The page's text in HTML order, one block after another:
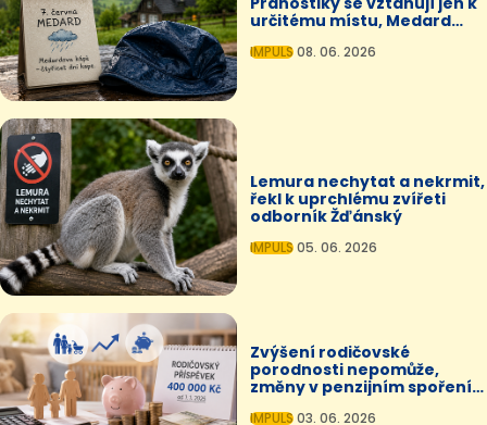
určitému místu, Medard
IMPULS08. 06. 2026
Lemura nechytat a nekrmit,
řekl k uprchlému zvířeti
odborník Žďánský
IMPULS05. 06. 2026
Zvýšení rodičovské
porodnosti nepomůže,
změny v penzijním spoření
IMPULS03. 06. 2026